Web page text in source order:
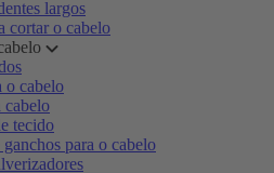
largos
cortar o cabelo
o cabelo
cabelo
tecido
para o cabelo